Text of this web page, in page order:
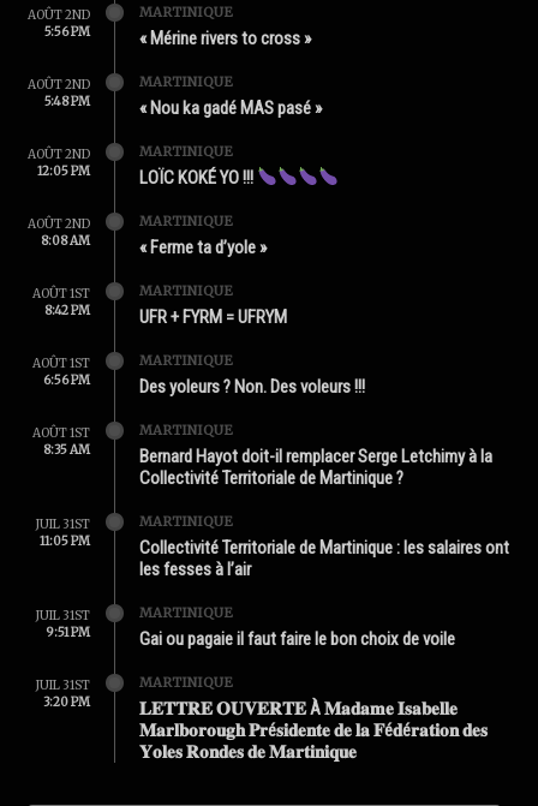
AOÛT 2ND
5:56 PM
MARTINIQUE
« Mérine rivers to cross »
AOÛT 2ND
5:48 PM
MARTINIQUE
« Nou ka gadé MAS pasé »
AOÛT 2ND
12:05 PM
MARTINIQUE
LOÏC KOKÉ YO !!!
AOÛT 2ND
8:08 AM
MARTINIQUE
« Ferme ta d’yole »
AOÛT 1ST
8:42 PM
MARTINIQUE
UFR + FYRM = UFRYM
AOÛT 1ST
6:56 PM
MARTINIQUE
Des yoleurs ? Non. Des voleurs !!!
AOÛT 1ST
8:35 AM
MARTINIQUE
Bernard Hayot doit-il remplacer Serge Letchimy à la
Collectivité Territoriale de Martinique ?
JUIL 31ST
11:05 PM
MARTINIQUE
Collectivité Territoriale de Martinique : les salaires ont
les fesses à l’air
JUIL 31ST
9:51 PM
MARTINIQUE
Gai ou pagaie il faut faire le bon choix de voile
JUIL 31ST
3:20 PM
MARTINIQUE
𝐋𝐄𝐓𝐓𝐑𝐄 𝐎𝐔𝐕𝐄𝐑𝐓𝐄 À 𝐌𝐚𝐝𝐚𝐦𝐞 𝐈𝐬𝐚𝐛𝐞𝐥𝐥𝐞
𝐌𝐚𝐫𝐥𝐛𝐨𝐫𝐨𝐮𝐠𝐡 𝐏𝐫é𝐬𝐢𝐝𝐞𝐧𝐭𝐞 𝐝𝐞 𝐥𝐚 𝐅é𝐝é𝐫𝐚𝐭𝐢𝐨𝐧 𝐝𝐞𝐬
𝐘𝐨𝐥𝐞𝐬 𝐑𝐨𝐧𝐝𝐞𝐬 𝐝𝐞 𝐌𝐚𝐫𝐭𝐢𝐧𝐢𝐪𝐮𝐞